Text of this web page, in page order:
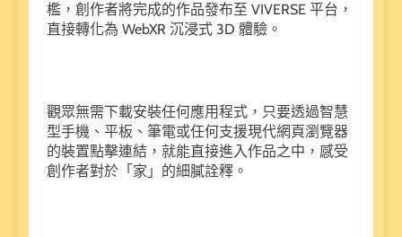
檻，創作者將完成的作品發布至 VIVERSE 平台，
直接轉化為 WebXR 沉浸式 3D 體驗。
觀眾無需下載安裝任何應用程式，只要透過智慧
型手機、平板、筆電或任何支援現代網頁瀏覽器
的裝置點擊連結，就能直接進入作品之中，感受
創作者對於「家」的細膩詮釋。